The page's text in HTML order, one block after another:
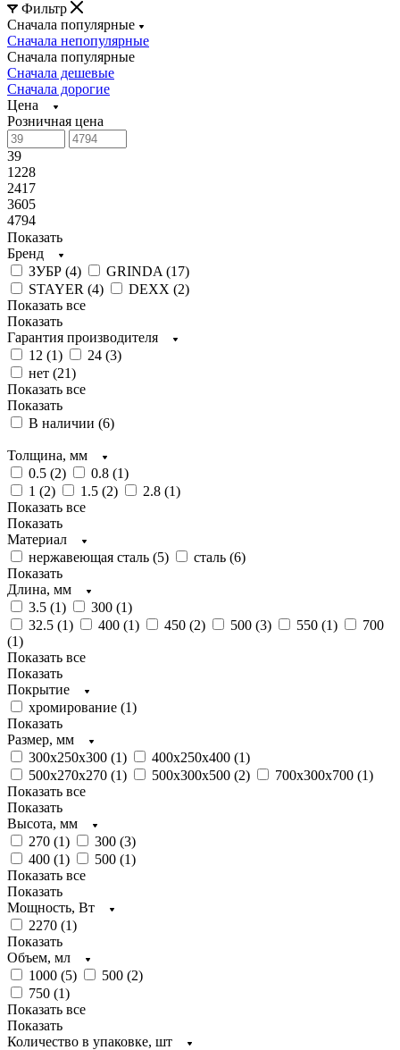
Фильтр
Сначала популярные
Сначала непопулярные
Сначала популярные
Сначала дешевые
Сначала дорогие
Цена
Розничная цена
39
1228
2417
3605
4794
Показать
Бренд
ЗУБР (4) GRINDA (17)
STAYER (4) DEXX (2)
Показать все
Показать
Гарантия производителя
12 (1) 24 (3)
нет (21)
Показать все
Показать
В наличии (6)
Толщина, мм
0.5 (2) 0.8 (1)
1 (2) 1.5 (2) 2.8 (1)
Показать все
Показать
Материал
нержавеющая сталь (5) сталь (6)
Показать
Длина, мм
3.5 (1) 300 (1)
32.5 (1) 400 (1) 450 (2) 500 (3) 550 (1)
700
(1)
Показать все
Показать
Покрытие
хромирование (1)
Показать
Размер, мм
300х250х300 (1) 400х250х400 (1)
500х270х270 (1) 500х300х500 (2) 700х300х700 (1)
Показать все
Показать
Высота, мм
270 (1) 300 (3)
400 (1) 500 (1)
Показать все
Показать
Мощность, Вт
2270 (1)
Показать
Объем, мл
1000 (5) 500 (2)
750 (1)
Показать все
Показать
Количество в упаковке, шт